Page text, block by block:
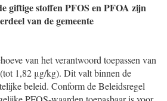
giftige stoffen PFOS en PFOA zijn
van de gemeente
van het verantwoord toepassen van
1,82 μg/kg). Dit valt binnen de
beleid. Conform de Beleidsregel